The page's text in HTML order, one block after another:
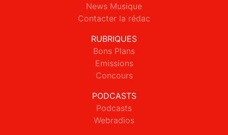
News Musique
Contacter la rédac
RUBRIQUES
Bons Plans
Emissions
Concours
PODCASTS
Podcasts
Webradios